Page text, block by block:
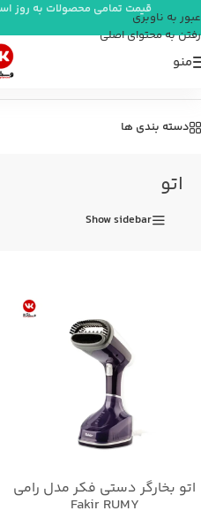
عبور به ناوبری
رفتن به محتوای اصلی
قیمت تمامی محصولات به روز
منو
دسته بندی ها
اتو
Show sidebar
اتو بخارگر دستی فکر مدل رامی
Fakir RUMY